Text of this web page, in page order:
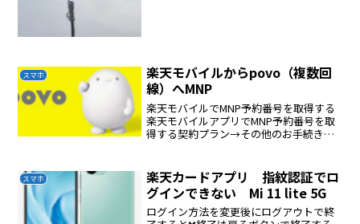
スマホ
楽天モバイルからpovo（複数回
線）へMNP
楽天モバイルでMNP予約番号を取得する
楽天モバイルアプリでMNP予約番号を取
得する契約プラン→その他のお手続き→
する。過去に利用したメールアドレスを
使ってのpo...
スマホ
楽天カードアプリ 指紋認証でロ
グインできない Mi 11 lite 5G
ログイン方法を変更後にログアウトで終